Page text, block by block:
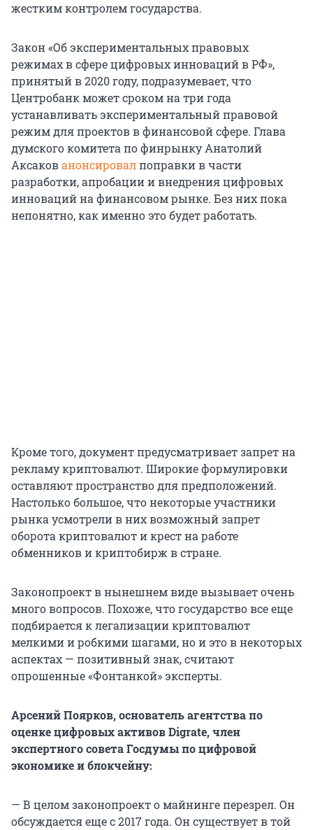
жестким контролем государства.
Закон «Об экспериментальных правовых
режимах в сфере цифровых инноваций в РФ»,
принятый в 2020 году, подразумевает, что
Центробанк может сроком на три года
устанавливать экспериментальный правовой
режим для проектов в финансовой сфере. Глава
думского комитета по финрынку Анатолий
Аксакованонсировалпоправки в части
разработки, апробации и внедрения цифровых
инноваций на финансовом рынке. Без них пока
непонятно, как именно это будет работать.
Кроме того, документ предусматривает запрет на
рекламу криптовалют. Широкие формулировки
оставляют пространство для предположений.
Настолько большое, что некоторые участники
рынка усмотрели в них возможный запрет
оборота криптовалют и крест на работе
обменников и криптобирж в стране.
Законопроект в нынешнем виде вызывает очень
много вопросов. Похоже, что государство все еще
подбирается к легализации криптовалют
мелкими и робкими шагами, но и это в некоторых
аспектах — позитивный знак, считают
опрошенные «Фонтанкой» эксперты.
Арсений Поярков, основатель агентства по
оценке цифровых активов Digrate, член
экспертного совета Госдумы по цифровой
экономике и блокчейну:
— В целом законопроект о майнинге перезрел. Он
обсуждается еще с 2017 года. Он существует в той